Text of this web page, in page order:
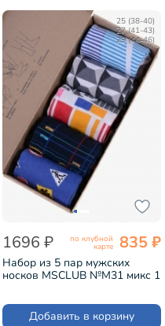
25 (38-40)
27 (41-43)
29 (44-46)
1696 ₽ по клубной
карте 835 ₽
Набор из 5 пар мужских
носков MSCLUB №М31 микс 1
Добавить в корзину